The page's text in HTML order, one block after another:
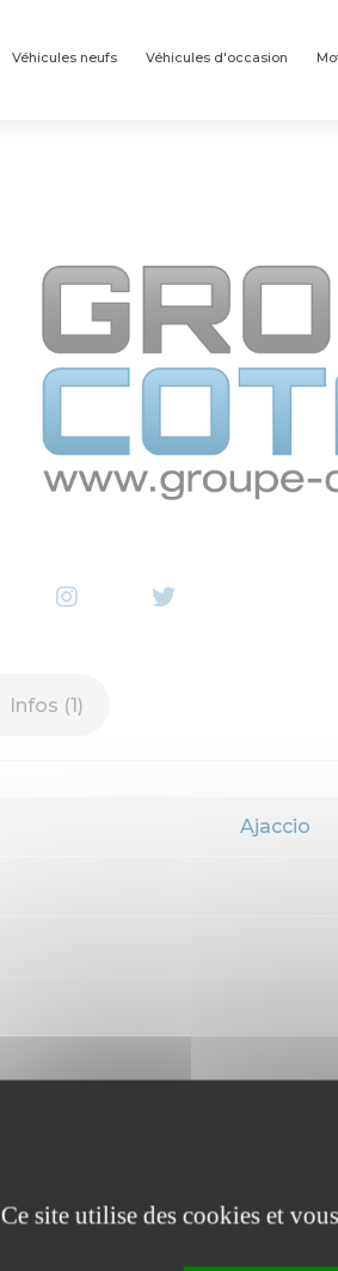
Véhicules neufs Véhicules d'occasion
Infos (1)
Ajaccio
Ce site utilise des cookies et